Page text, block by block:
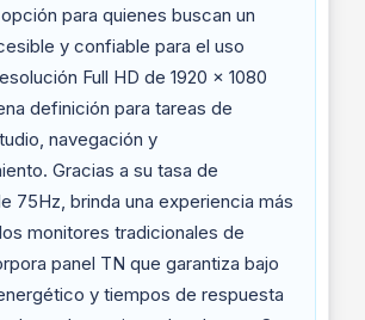
para quienes buscan un
y confiable para el uso
Full HD de 1920 x 1080
definición para tareas de
navegación y
Gracias a su tasa de
75Hz, brinda una experiencia más
monitores tradicionales de
panel TN que garantiza bajo
y tiempos de respuesta